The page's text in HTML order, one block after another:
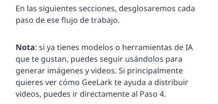
En las siguientes secciones, desglosaremos cada
paso de ese flujo de trabajo.
Nota: si ya tienes modelos o herramientas de IA
que te gustan, puedes seguir usándolos para
generar imágenes y videos. Si principalmente
quieres ver cómo GeeLark te ayuda a distribuir
videos, puedes ir directamente al Paso 4.